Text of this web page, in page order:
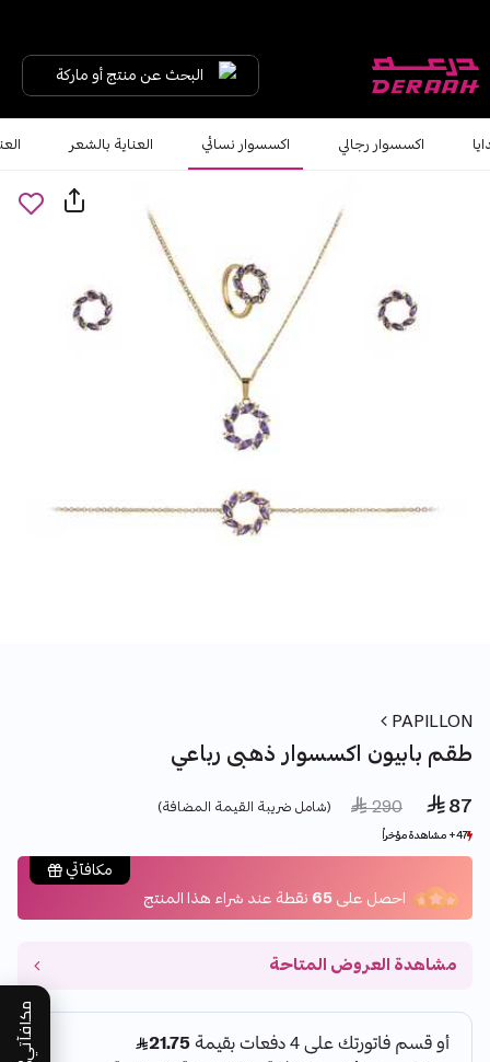
البحث عن منتج أو ماركة
اكسسوار رجالي اكسسوار نسائي العناية بالشعر
مكافآتي
PAPILLON
طقم بابيون اكسسوار ذهبى رباعي
 87
Price reduced from
 290
to (شامل ضريبة القيمة المضافة)
47+ مشاهدة مؤخراً
3+ بيع مؤخراً
47+ مشاهدة مؤخراً
3+ بيع مؤخراً
مكافآتي
احصل على65 نقطة عند شراء هذا المنتج
مشاهدة العروض المتاحة